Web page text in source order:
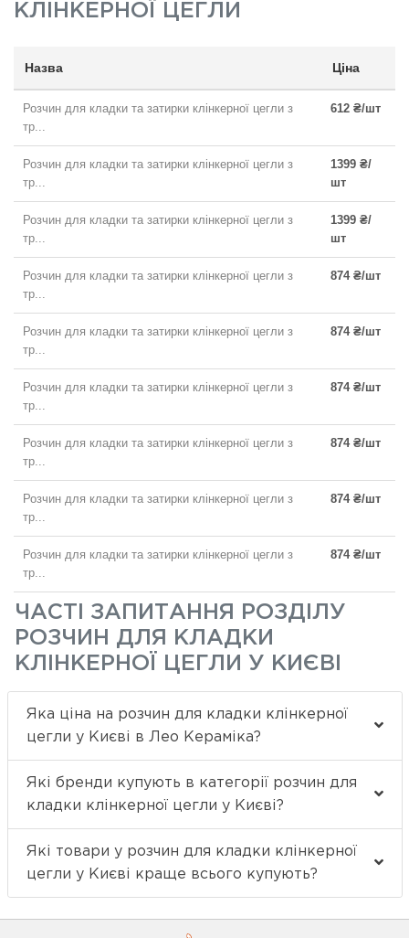
КЛІНКЕРНОЇ ЦЕГЛИ
Назва Ціна
Розчин для кладки та затирки клінкерної цегли з
тр...
612 ₴/шт
Розчин для кладки та затирки клінкерної цегли з
тр...
1399 ₴/
шт
Розчин для кладки та затирки клінкерної цегли з
тр...
1399 ₴/
шт
Розчин для кладки та затирки клінкерної цегли з
тр...
874 ₴/шт
Розчин для кладки та затирки клінкерної цегли з
тр...
874 ₴/шт
Розчин для кладки та затирки клінкерної цегли з
тр...
874 ₴/шт
Розчин для кладки та затирки клінкерної цегли з
тр...
874 ₴/шт
Розчин для кладки та затирки клінкерної цегли з
тр...
874 ₴/шт
Розчин для кладки та затирки клінкерної цегли з
тр...
874 ₴/шт
ЧАСТІ ЗАПИТАННЯ РОЗДІЛУ
РОЗЧИН ДЛЯ КЛАДКИ
КЛІНКЕРНОЇ ЦЕГЛИ У КИЄВІ
Яка ціна на розчин для кладки клінкерної
цегли у Києві в Лео Кераміка?
Які бренди купують в категорії розчин для
кладки клінкерної цегли у Києві?
Які товари у розчин для кладки клінкерної
цегли у Києві краще всього купують?